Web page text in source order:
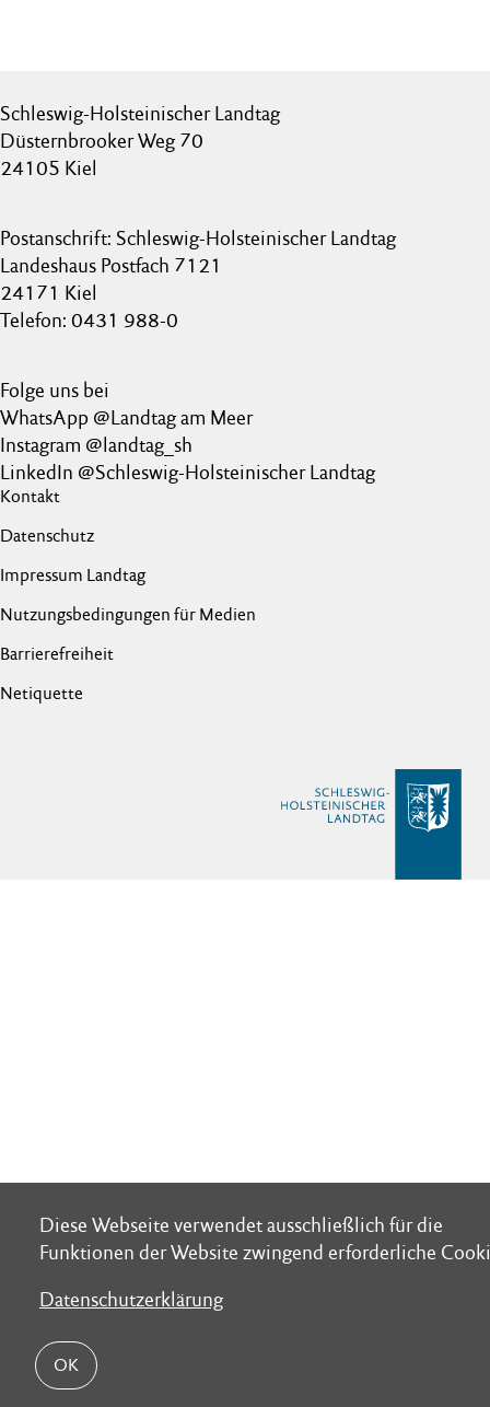
Diese Webseite verwendet ausschließlich für die
Funktionen der Website zwingend erforderliche
Datenschutzerklärung
OK
Diese Webseite verwendet ausschließlich für die
Funktionen der Website zwingend erforderliche
Datenschutzerklärung
OK
Schleswig-Holsteinischer Landtag
Düsternbrooker Weg 70
24105 Kiel
Postanschrift: Schleswig-Holsteinischer Landtag
Landeshaus Postfach 7121
24171 Kiel
Telefon: 0431 988-0
Folge uns bei
WhatsApp @Landtag am Meer
Instagram @landtag_sh
LinkedIn @Schleswig-Holsteinischer Landtag
Kontakt
Datenschutz
Impressum Landtag
Nutzungsbedingungen für Medien
Barrierefreiheit
Netiquette